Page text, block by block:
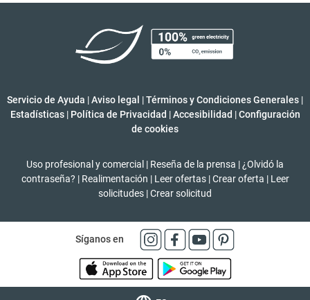
Servicio de Ayuda |Aviso legal |Términos y Condiciones Generales |
Estadísticas | Política de Privacidad | Accesibilidad | Configuración
de cookies
Uso profesional y comercial | Reseña de la prensa | ¿Olvidó la
contraseña? | Realimentación | Leer ofertas | Crear oferta | Leer
solicitudes |Crear solicitud
Síganos en